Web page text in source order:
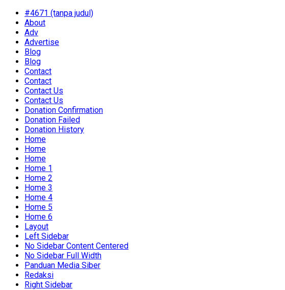
#4671 (tanpa judul)
About
Adv
Advertise
Blog
Blog
Contact
Contact
Contact Us
Contact Us
Donation Confirmation
Donation Failed
Donation History
Home
Home
Home
Home 1
Home 2
Home 3
Home 4
Home 5
Home 6
Layout
Left Sidebar
No Sidebar Content Centered
No Sidebar Full Width
Panduan Media Siber
Redaksi
Right Sidebar